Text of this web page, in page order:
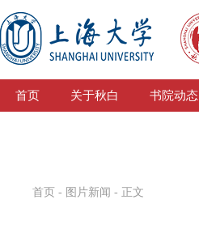
首页 关于秋白 书院动态
首页 - 图片新闻 - 正文